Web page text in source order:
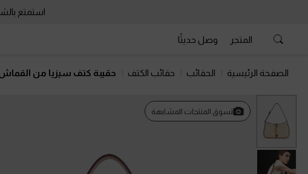
استمتع
المتجر وصل حديثًا
الصفحة الرئيسية الحقائب حقائب الكتف حقيبة كتف سيزيا من
تسوق المنتجات المشابهة